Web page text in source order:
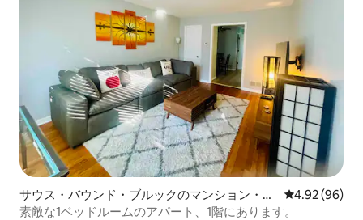
サウス・バウンド・ブルックのマンション・ア
パート
レビュー96
4.92 (96)
素敵な1ベッドルームのアパート、1階にあります。